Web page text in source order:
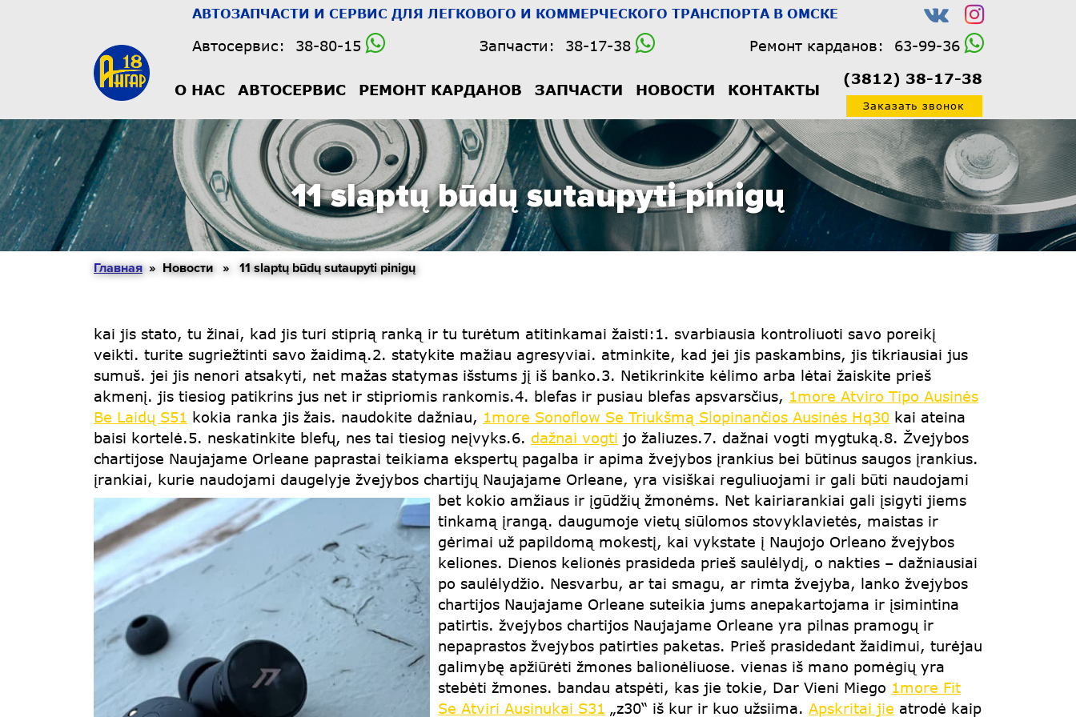
АВТОЗАПЧАСТИ И СЕРВИС ДЛЯ ЛЕГКОВОГО И КОММЕРЧЕСКОГО ТРАНСПОРТА В ОМСКЕ
Автосервис: 38-80-15 Запчасти: 38-17-38 Ремонт карданов: 63-99-36
О НАС АВТОСЕРВИС РЕМОНТ КАРДАНОВ ЗАПЧАСТИ НОВОСТИ КОНТАКТЫ
(3812) 38-17-38
Заказать звонок
11 slaptų būdų sutaupyti pinigų
Главная» Новости » 11 slaptų būdų sutaupyti pinigų
kai jis stato, tu žinai, kad jis turi stiprią ranką ir tu turėtum atitinkamai žaisti:1. svarbiausia kontroliuoti savo poreikį
veikti. turite sugriežtinti savo žaidimą.2. statykite mažiau agresyviai. atminkite, kad jei jis paskambins, jis tikriausiai jus
sumuš. jei jis nenori atsakyti, net mažas statymas išstums jį iš banko.3. Netikrinkite kėlimo arba lėtai žaiskite prieš
akmenį. jis tiesiog patikrins jus net ir stipriomis rankomis.4. blefas ir pusiau blefas apsvarsčius, 1more Atviro Tipo Ausinės
Be Laidų S51 kokia ranka jis žais. naudokite dažniau, 1more Sonoflow Se Triukšmą Slopinančios Ausinės Hq30 kai ateina
baisi kortelė.5. neskatinkite blefų, nes tai tiesiog neįvyks.6. dažnai vogti jo žaliuzes.7. dažnai vogti mygtuką.8. Žvejybos
chartijose Naujajame Orleane paprastai teikiama ekspertų pagalba ir apima žvejybos įrankius bei būtinus saugos įrankius.
įrankiai, kurie naudojami daugelyje žvejybos chartijų Naujajame Orleane, yra visiškai reguliuojami ir gali būti naudojami
bet kokio amžiaus ir įgūdžių žmonėms. Net kairiarankiai gali įsigyti jiems
tinkamą įrangą. daugumoje vietų siūlomos stovyklavietės, maistas ir
gėrimai už papildomą mokestį, kai vykstate į Naujojo Orleano žvejybos
keliones. Dienos kelionės prasideda prieš saulėlydį, o nakties – dažniausiai
po saulėlydžio. Nesvarbu, ar tai smagu, ar rimta žvejyba, lanko žvejybos
chartijos Naujajame Orleane suteikia jums anepakartojama ir įsimintina
patirtis. žvejybos chartijos Naujajame Orleane yra pilnas pramogų ir
nepaprastos žvejybos patirties paketas. Prieš prasidedant žaidimui, turėjau
galimybę apžiūrėti žmones balionėliuose. vienas iš mano pomėgių yra
stebėti žmones. bandau atspėti, kas jie tokie, Dar Vieni Miego 1more Fit
Se Atviri Ausinukai S31 „z30“ iš kur ir kuo užsiima. Apskritai jie atrodė kaip